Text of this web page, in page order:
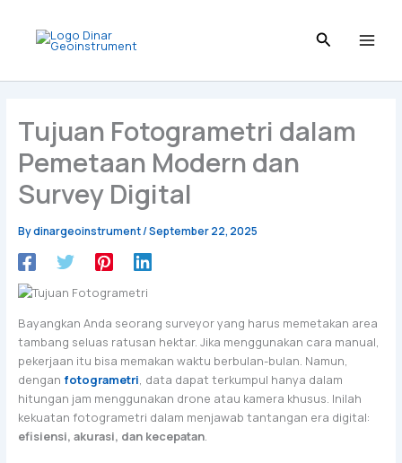
content
s
a
m
n
n
k
n
s
t
c
k
Tujuan Fotogrametri dalam
Pemetaan Modern dan
Survey Digital
Bydinargeoinstrument/September 22, 2025
Bayangkan Anda seorang surveyor yang harus memetakan area
tambang seluas ratusan hektar. Jika menggunakan cara manual,
pekerjaan itu bisa memakan waktu berbulan-bulan. Namun,
dengan fotogrametri, data dapat terkumpul hanya dalam
hitungan jam menggunakan drone atau kamera khusus. Inilah
kekuatan fotogrametri dalam menjawab tantangan era digital:
efisiensi, akurasi, dan kecepatan.